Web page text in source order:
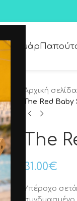
Αξεσουάρ
Αρχική σελίδα
The Red Baby
The
31.00€
Υπέροχο